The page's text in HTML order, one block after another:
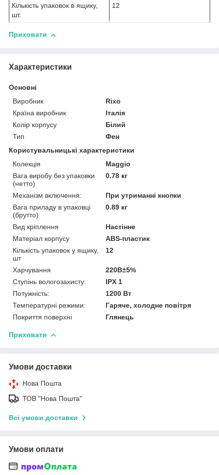
Кількість упаковок в ящику,
шт.
12
Приховати
Характеристики
Основні
Виробник
Rixo
Країна виробник
Італія
Колір корпусу
Білий
Тип
Фен
Користувальницькі характеристики
Колекція
Maggio
Вага виробу без упаковки
(нетто)
0.78 кг
Механізм включення:
При утриманні кнопки
Вага приладу в упаковці
(брутто)
0.89 кг
Вид кріплення
Настінне
Матеріал корпусу
ABS-пластик
Кількість упаковок у ящику,
шт
12
Харчування
220В±5%
Ступінь вологозахисту:
IPX 1
Потужність:
1200 Вт
Температурні режими:
Гаряче, холодне повітря
Покриття поверхні
Глянець
Приховати
Умови доставки
Нова Пошта
ТОВ "Нова Пошта"
Всі умови доставки
Умови оплати